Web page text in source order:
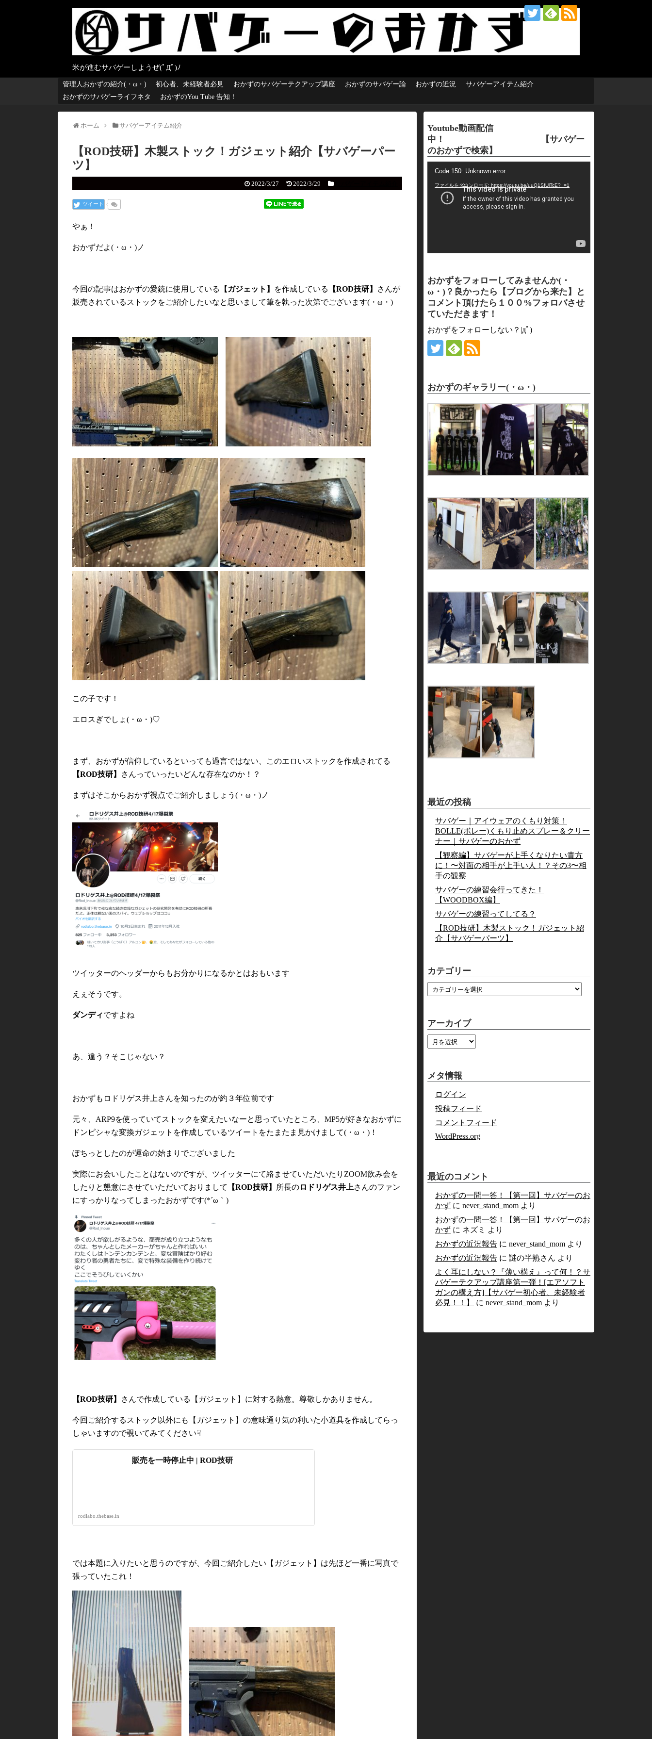
米が進むサバゲーしようぜ(ﾟДﾟ)ﾉ
管理人おかずの紹介(・ω・) 初心者、未経験者必見 おかずのサバゲーテクアップ講座 おかずのサバゲー論 おかずの近況
サバゲーアイテム紹介
おかずのサバゲーライフネタ
おかずのYou Tube 告知！
ホーム サバゲーアイテム紹介
【ROD技研】木製ストック！ガジェット紹介【サバゲーパー
ツ】
2022/3/27 2022/3/29
ツイート
やぁ！
おかずだよ(・ω・)ノ
今回の記事はおかずの愛銃に使用している 【ガジェット】 を作成している 【ROD技研】
さんが
販売されているストックをご紹介したいなと思いまして筆を執った次第でございます(・ω・)
この子です！
エロスぎでしょ(・ω・)♡
まず、おかずが信仰しているといっても過言ではない、このエロいストックを作成されてる
【ROD技研】
さんっていったいどんな存在なのか！？
まずはそこからおかず視点でご紹介しましょう(・ω・)ノ
ツイッターのヘッダーからもお分かりになるかとはおもいます
えぇそうです。
ダンディですよね
あ、違う？そこじゃない？
おかずもロドリゲス井上さんを知ったのが約３年位前です
元々、ARP9を使っていてストックを変えたいなーと思っていたところ、MP5が好きなおかずに
ドンピシャな変換ガジェットを作成しているツイートをたまたま見かけまして(・ω・)！
ぽちっとしたのが運命の始まりでございました
実際にお会いしたことはないのですが、ツイッターにて絡ませていただいたりZOOM飲み会を
したりと懇意にさせていただいておりまして
【ROD技研】 所長のロドリゲス井上さんのファン
にすっかりなってしまったおかずです(*´ω｀)
【ROD技研】 さんで作成している【ガジェット】に対する熱意。尊敬しかありません。
今回ご紹介するストック以外にも【ガジェット】の意味通り気の利いた小道具を作成してらっ
しゃいますので覗いてみてください☟
販売を一時停止中 | ROD技研
rodlabo.thebase.in
では本題に入りたいと思うのですが、今回ご紹介したい【ガジェット】は先ほど一番に写真で
張っていたこれ！
Youtube動画配信
中！ 【サバゲー
のおかずで検索】
Code 150: Unknown error.
ファイルをダウンロード: https://youtu.be/uuQ1SfUlTcE?_=1
おかずをフォローしてみませんか(・
ω・)？良かったら【ブログから来た】と
コメント頂けたら１００%フォロバさせ
ていただきます！
おかずをフォローしない？|дﾟ)
おかずのギャラリー(・ω・)
最近の投稿
サバゲー｜アイウェアのくもり対策！
BOLLE(ボレー)くもり止めスプレー＆クリー
ナー｜サバゲーのおかず
【観察編】サバゲーが上手くなりたい貴方
に！〜対面の相手が上手い人！？その3〜相
手の観察
サバゲーの練習会行ってきた！
【WOODBOX編】
サバゲーの練習ってしてる？
【ROD技研】木製ストック！ガジェット紹
介【サバゲーパーツ】
カテゴリー
アーカイブ
メタ情報
ログイン
投稿フィード
コメントフィード
WordPress.org
最近のコメント
おかずの一問一答！【第一回】サバゲーのお
かず に never_stand_mom より
おかずの一問一答！【第一回】サバゲーのお
かず に ネズミ
より
おかずの近況報告 に never_stand_mom より
おかずの近況報告 に 謎の半熟さん より
よく耳にしない？『薄い構え』って何！？サ
バゲーテクアップ講座第一弾！[エアソフト
ガンの構え方]【サバゲー初心者、未経験者
必見！！】
に never_stand_mom より